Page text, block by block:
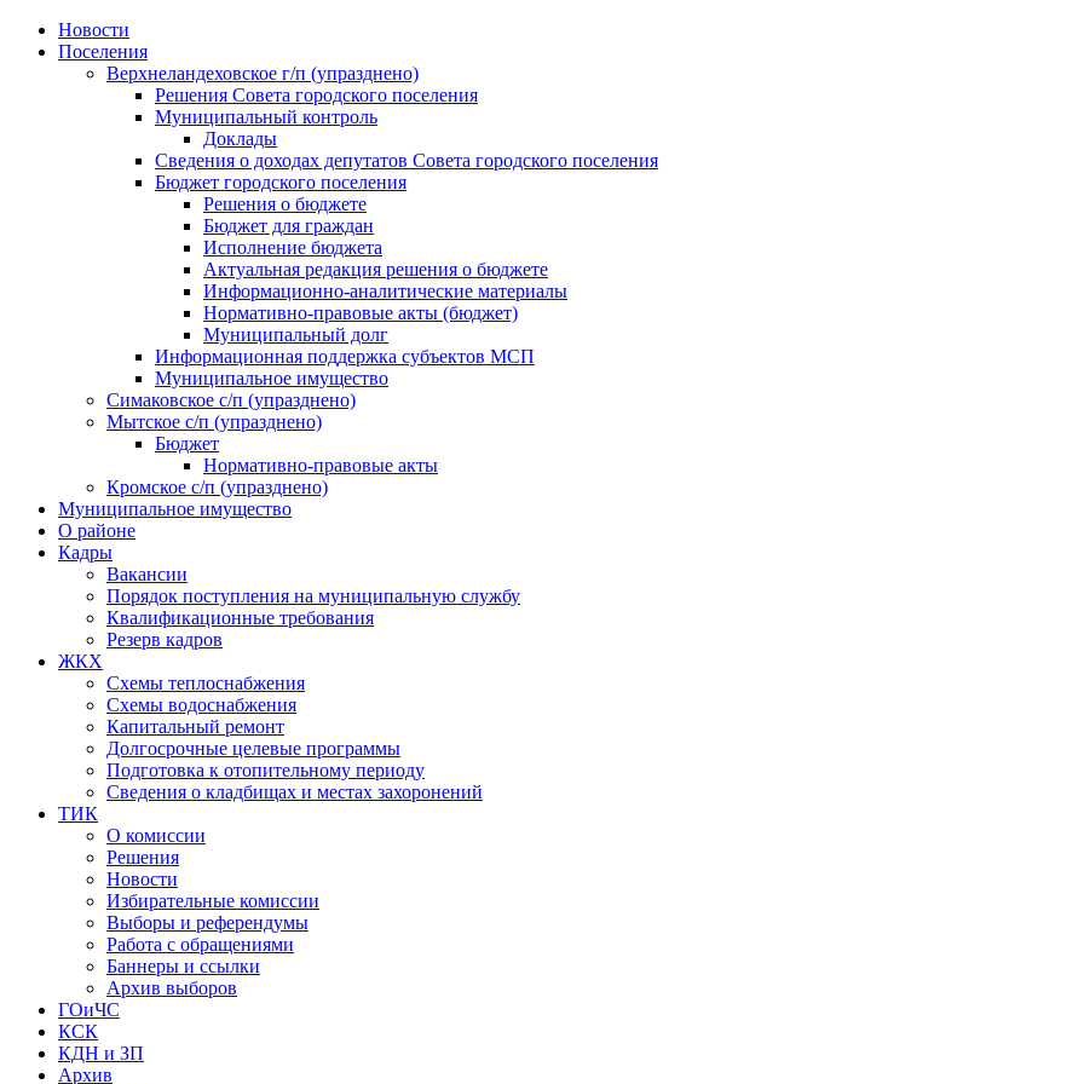
Skip
Новости
Поселения
Верхнеландеховское г/п (упразднено)
Решения Совета городского поселения
Муниципальный контроль
Доклады
Сведения о доходах депутатов Совета городского поселения
Бюджет городского поселения
Решения о бюджете
Бюджет для граждан
Исполнение бюджета
Актуальная редакция решения о бюджете
Информационно-аналитические материалы
Нормативно-правовые акты (бюджет)
Муниципальный долг
Информационная поддержка субъектов МСП
Муниципальное имущество
Симаковское с/п (упразднено)
Мытское с/п (упразднено)
Бюджет
Нормативно-правовые акты
Кромское с/п (упразднено)
Муниципальное имущество
О районе
Кадры
Вакансии
Порядок поступления на муниципальную службу
Квалификационные требования
Резерв кадров
ЖКХ
Схемы теплоснабжения
Схемы водоснабжения
Капитальный ремонт
Долгосрочные целевые программы
Подготовка к отопительному периоду
Сведения о кладбищах и местах захоронений
ТИК
О комиссии
Решения
Новости
Избирательные комиссии
Выборы и референдумы
Работа с обращениями
Баннеры и ссылки
Архив выборов
ГОиЧС
КСК
КДН и ЗП
Архив